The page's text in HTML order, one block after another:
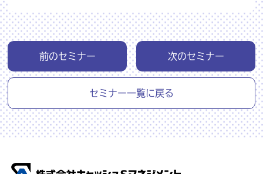
前のセミナー
セミナー一覧に戻る
次のセミナー